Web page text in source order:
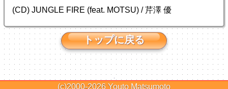
(CD) JUNGLE FIRE (feat. MOTSU) / 芹澤 優
トップに戻る
(c)2000-2026 Youto Matsumoto